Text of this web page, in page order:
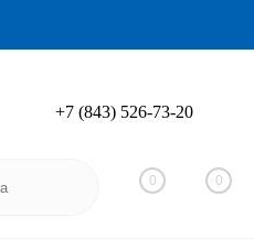
Вход
+7 (843) 526-73-20
0 0